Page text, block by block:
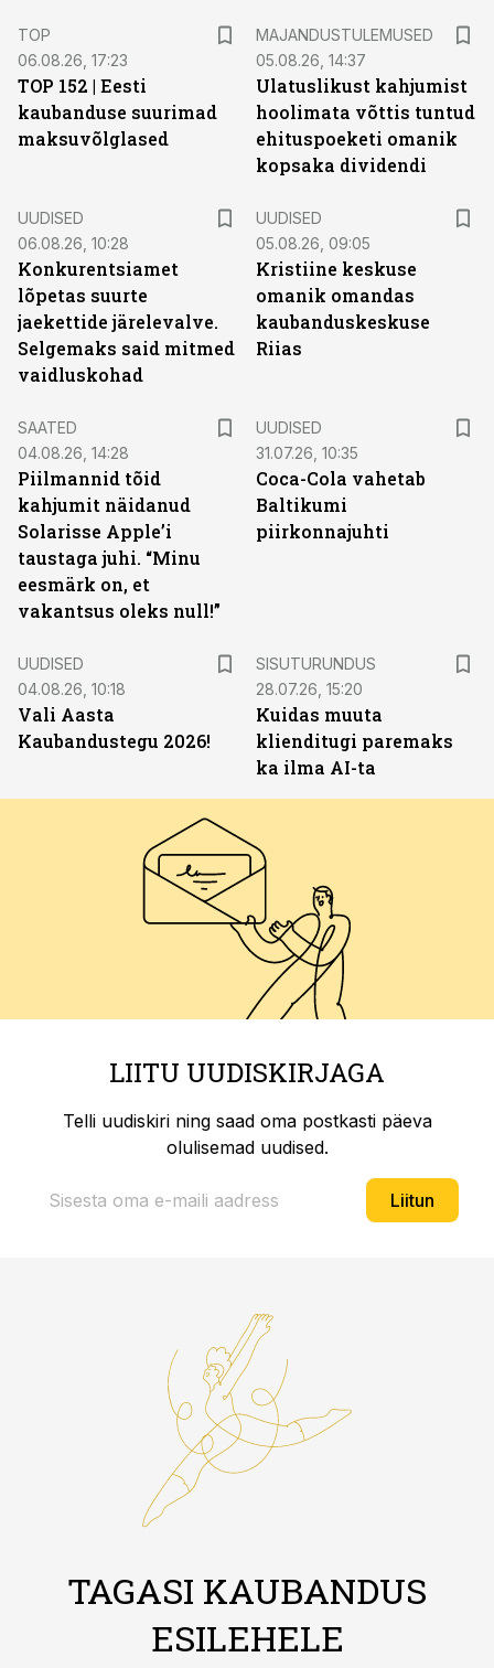
TOP
06.08.26, 17:23
TOP 152 | Eesti
kaubanduse suurimad
maksuvõlglased
MAJANDUSTULEMUSED
05.08.26, 14:37
Ulatuslikust kahjumist
hoolimata võttis tuntud
ehituspoeketi omanik
kopsaka dividendi
UUDISED
06.08.26, 10:28
Konkurentsiamet
lõpetas suurte
jaekettide järelevalve.
Selgemaks said mitmed
vaidluskohad
UUDISED
05.08.26, 09:05
Kristiine keskuse
omanik omandas
kaubanduskeskuse
Riias
SAATED
04.08.26, 14:28
Piilmannid tõid
kahjumit näidanud
Solarisse Apple’i
taustaga juhi. “Minu
eesmärk on, et
vakantsus oleks null!”
UUDISED
31.07.26, 10:35
Coca-Cola vahetab
Baltikumi
piirkonnajuhti
UUDISED
04.08.26, 10:18
Vali Aasta
Kaubandustegu 2026!
SISUTURUNDUS
28.07.26, 15:20
Kuidas muuta
klienditugi paremaks
ka ilma AI-ta
LIITU UUDISKIRJAGA
Telli uudiskiri ning saad oma postkasti päeva
olulisemad uudised.
Liitun
TAGASI KAUBANDUS
ESILEHELE